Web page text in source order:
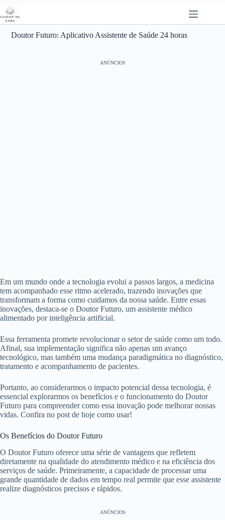
Pular
para
o
conteúdo
Doutor Futuro: Aplicativo Assistente de Saúde 24 horas
ANÚNCIOS
Em um mundo onde a tecnologia evolui a passos largos, a medicina
tem acompanhado esse ritmo acelerado, trazendo inovações que
transformam a forma como cuidamos da nossa saúde. Entre essas
inovações, destaca-se o Doutor Futuro, um assistente médico
alimentado por inteligência artificial.
Essa ferramenta promete revolucionar o setor de saúde como um todo.
Afinal, sua implementação significa não apenas um avanço
tecnológico, mas também uma mudança paradigmática no diagnóstico,
tratamento e acompanhamento de pacientes.
Portanto, ao considerarmos o impacto potencial dessa tecnologia, é
essencial explorarmos os benefícios e o funcionamento do Doutor
Futuro para compreender como essa inovação pode melhorar nossas
vidas. Confira no post de hoje como usar!
Os Benefícios do Doutor Futuro
O Doutor Futuro oferece uma série de vantagens que refletem
diretamente na qualidade do atendimento médico e na eficiência dos
serviços de saúde. Primeiramente, a capacidade de processar uma
grande quantidade de dados em tempo real permite que esse assistente
realize diagnósticos precisos e rápidos.
ANÚNCIOS